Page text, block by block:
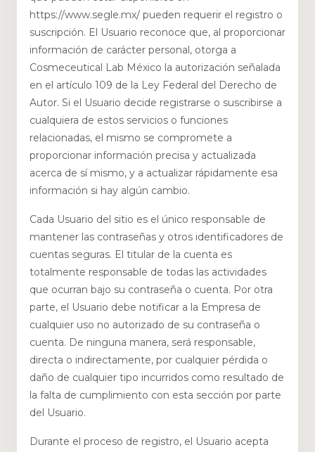
https://www.segle.mx/ pueden requerir el registro o
suscripción. El Usuario reconoce que, al proporcionar
información de carácter personal, otorga a
Cosmeceutical Lab México la autorización señalada
en el artículo 109 de la Ley Federal del Derecho de
Autor. Si el Usuario decide registrarse o suscribirse a
cualquiera de estos servicios o funciones
relacionadas, el mismo se compromete a
proporcionar información precisa y actualizada
acerca de sí mismo, y a actualizar rápidamente esa
información si hay algún cambio.
Cada Usuario del sitio es el único responsable de
mantener las contraseñas y otros identificadores de
cuentas seguras. El titular de la cuenta es
totalmente responsable de todas las actividades
que ocurran bajo su contraseña o cuenta. Por otra
parte, el Usuario debe notificar a la Empresa de
cualquier uso no autorizado de su contraseña o
cuenta. De ninguna manera, será responsable,
directa o indirectamente, por cualquier pérdida o
daño de cualquier tipo incurridos como resultado de
la falta de cumplimiento con esta sección por parte
del Usuario.
Durante el proceso de registro, el Usuario acepta